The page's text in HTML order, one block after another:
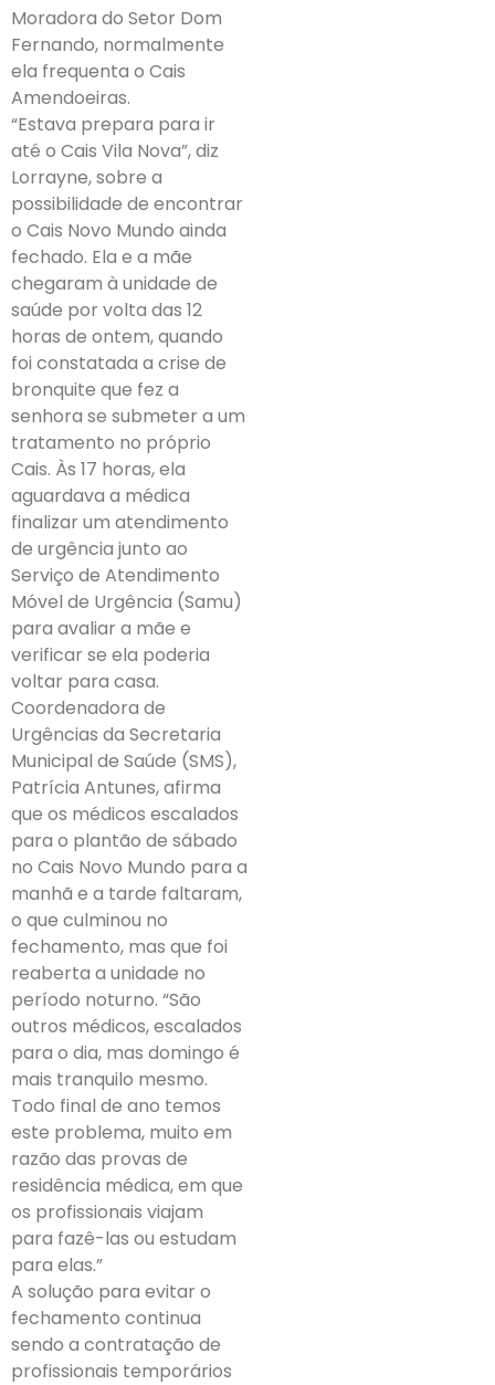
Moradora do Setor Dom
Fernando, normalmente
ela frequenta o Cais
Amendoeiras.
“Estava prepara para ir
até o Cais Vila Nova”, diz
Lorrayne, sobre a
possibilidade de encontrar
o Cais Novo Mundo ainda
fechado. Ela e a mãe
chegaram à unidade de
saúde por volta das 12
horas de ontem, quando
foi constatada a crise de
bronquite que fez a
senhora se submeter a um
tratamento no próprio
Cais. Às 17 horas, ela
aguardava a médica
finalizar um atendimento
de urgência junto ao
Serviço de Atendimento
Móvel de Urgência (Samu)
para avaliar a mãe e
verificar se ela poderia
voltar para casa.
Coordenadora de
Urgências da Secretaria
Municipal de Saúde (SMS),
Patrícia Antunes, afirma
que os médicos escalados
para o plantão de sábado
no Cais Novo Mundo para a
manhã e a tarde faltaram,
o que culminou no
fechamento, mas que foi
reaberta a unidade no
período noturno. “São
outros médicos, escalados
para o dia, mas domingo é
mais tranquilo mesmo.
Todo final de ano temos
este problema, muito em
razão das provas de
residência médica, em que
os profissionais viajam
para fazê-las ou estudam
para elas.”
A solução para evitar o
fechamento continua
sendo a contratação de
profissionais temporários